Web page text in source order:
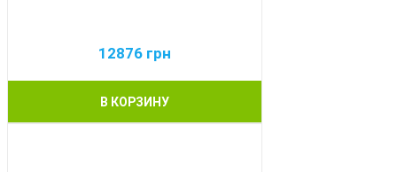
12876 грн
В КОРЗИНУ